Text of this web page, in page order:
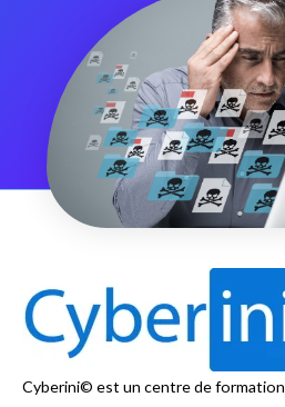
Cyberini© est un centre de formation